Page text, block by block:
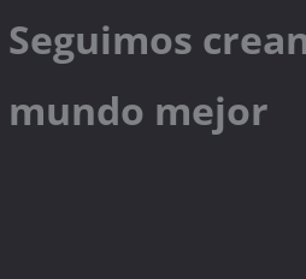
Seguimos
mundo mejor